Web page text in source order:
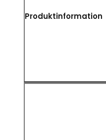
Produktinformation